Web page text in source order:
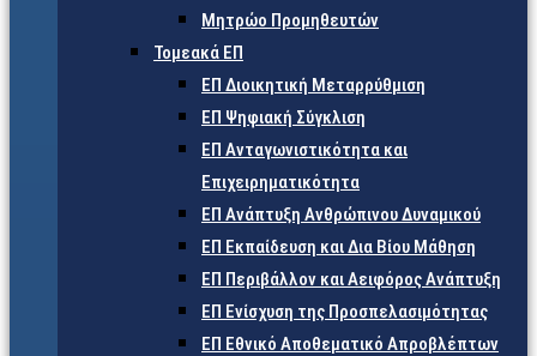
Μητρώο Προμηθευτών
Τομεακά ΕΠ
ΕΠ Διοικητική Μεταρρύθμιση
ΕΠ Ψηφιακή Σύγκλιση
ΕΠ Ανταγωνιστικότητα και
Επιχειρηματικότητα
ΕΠ Ανάπτυξη Ανθρώπινου Δυναμικού
ΕΠ Εκπαίδευση και Δια Βίου Μάθηση
ΕΠ Περιβάλλον και Αειφόρος Ανάπτυξη
ΕΠ Ενίσχυση της Προσπελασιμότητας
ΕΠ Εθνικό Αποθεματικό Απροβλέπτων